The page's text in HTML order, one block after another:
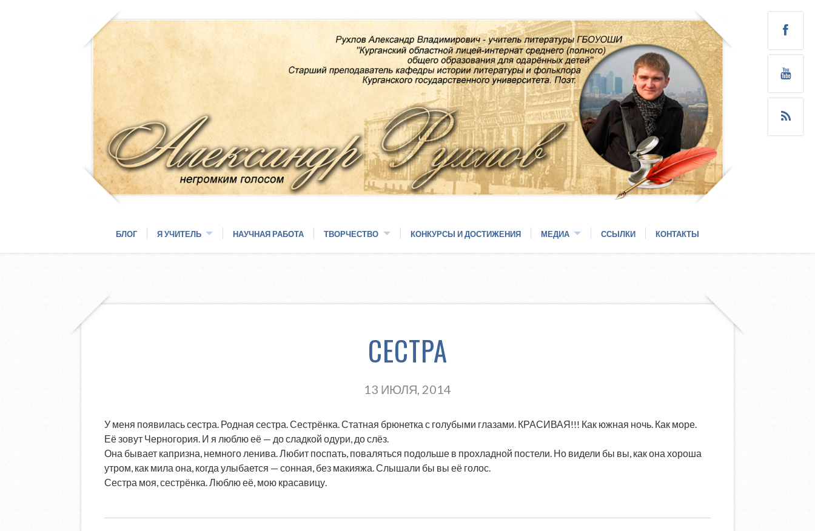
БЛОГ Я УЧИТЕЛЬ НАУЧНАЯ РАБОТА ТВОРЧЕСТВО КОНКУРСЫ И ДОСТИЖЕНИЯ МЕДИА ССЫЛКИ КОНТАКТЫ
СЕСТРА
13 ИЮЛЯ, 2014
У меня появилась сестра. Родная сестра. Сестрёнка. Статная брюнетка с голубыми глазами. КРАСИВАЯ!!! Как южная ночь. Как море.
Её зовут Черногория. И я люблю её — до сладкой одури, до слёз.
Она бывает капризна, немного ленива. Любит поспать, поваляться подольше в прохладной постели. Но видели бы вы, как она хороша
утром, как мила она, когда улыбается — сонная, без макияжа. Слышали бы вы её голос.
Сестра моя, сестрёнка. Люблю её, мою красавицу.